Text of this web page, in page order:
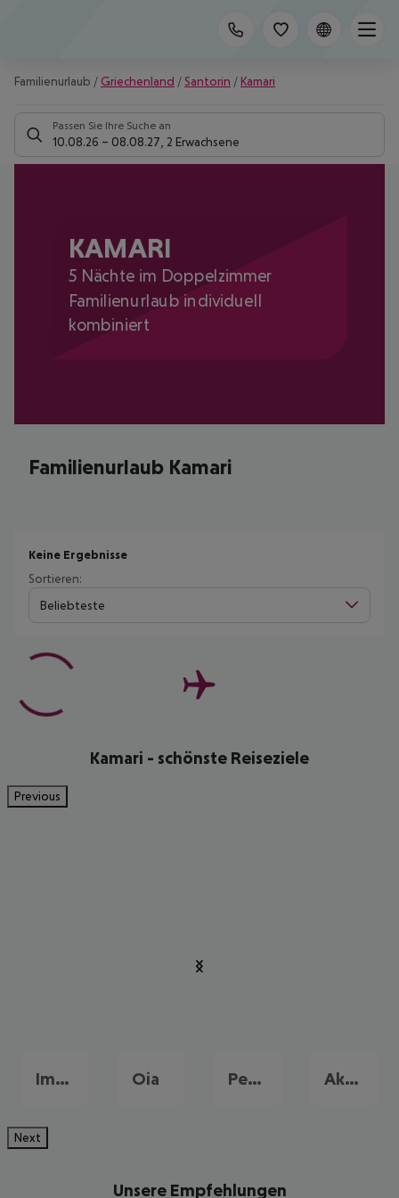
Familienurlaub / Griechenland / Santorin / Kamari
Passen Sie Ihre Suche an
10.08.26 – 08.08.27 2 Erwachsene
KAMARI
5 Nächte im Doppelzimmer
Familienurlaub individuell
kombiniert
Familienurlaub Kamari
Keine Ergebnisse
Sortieren:
Beliebteste
Kamari - schönste Reiseziele
Previous
Imerovigli Oia Perivolos Akrotiri
Next
Unsere Empfehlungen